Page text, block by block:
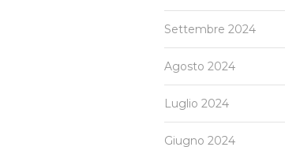
Settembre 2024
Agosto 2024
Luglio 2024
Giugno 2024